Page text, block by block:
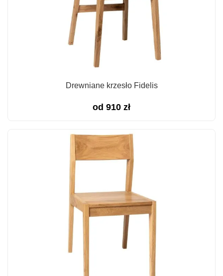
Drewniane krzesło Fidelis
od 910 zł